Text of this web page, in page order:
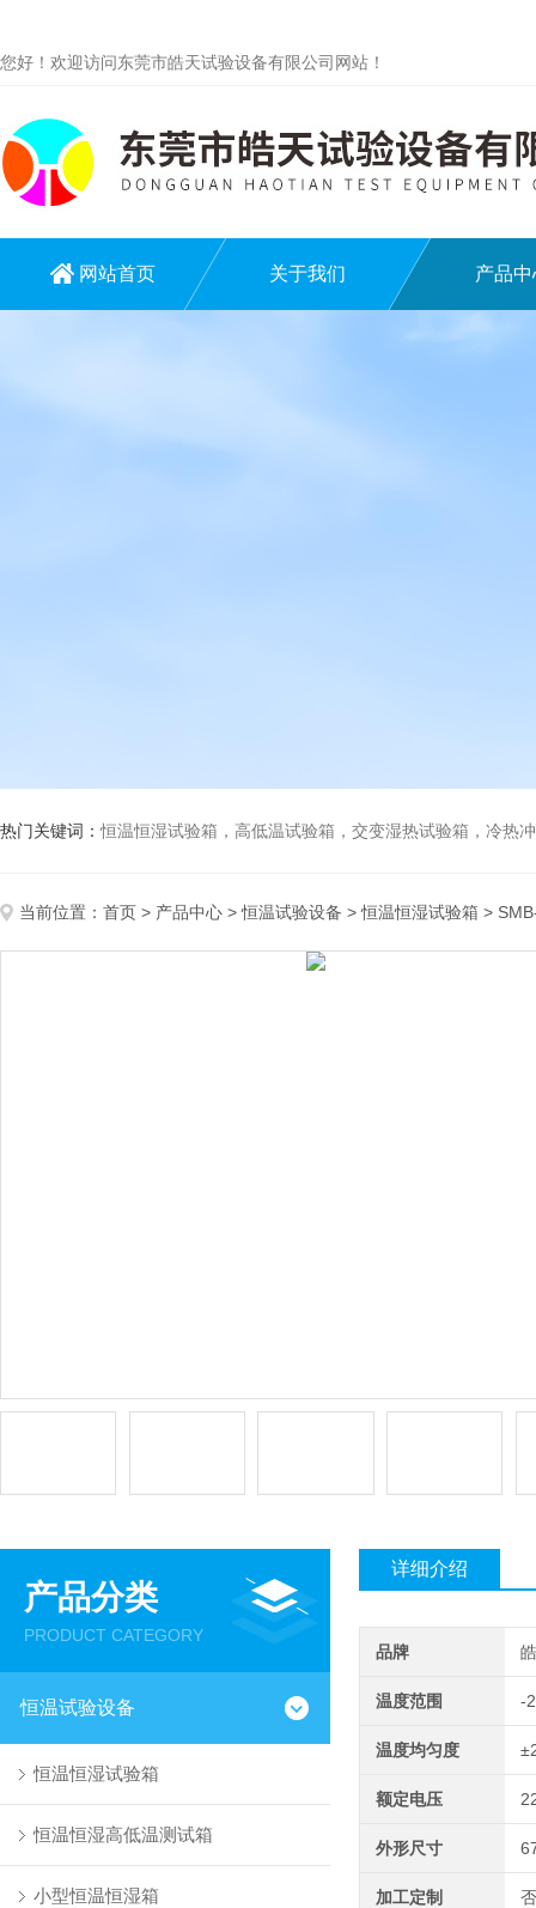
您好！欢迎访问东莞市皓天试验设备有限公司网站！
网站首页 关于我们 产品中
热门关键词：恒温恒湿试验箱，高低温试验箱，交变湿热试验箱，冷热冲击试验
当前位置： 首页 > 产品中心 >恒温试验设备 >恒温恒湿试验箱 >
产品分类
PRODUCT CATEGORY
恒温试验设备
恒温恒湿试验箱
恒温恒湿高低温测试箱
小型恒温恒湿箱
详细介绍
品牌
温度范围 -
温度均匀度
额定电压
外形尺寸
加工定制